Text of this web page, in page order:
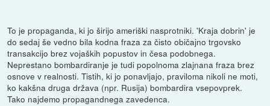
To je propaganda, ki jo širijo ameriški nasprotniki. 'Kraja dobrin' je
do sedaj še vedno bila kodna fraza za čisto običajno trgovsko
transakcijo brez vojaških popustov in česa podobnega.
Neprestano bombardiranje je tudi popolnoma zlajnana fraza brez
osnove v realnosti. Tistih, ki jo ponavljajo, praviloma nikoli ne moti,
ko kakšna druga država (npr. Rusija) bombardira vsepovprek.
Tako najdemo propagandnega zavedenca.